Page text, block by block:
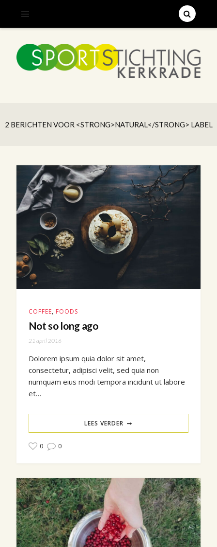
2 BERICHTEN VOOR <STRONG>NATURAL</STRONG> LABEL
COFFEE, FOODS
Not so long ago
21 april 2016
Dolorem ipsum quia dolor sit amet,
consectetur, adipisci velit, sed quia non
numquam eius modi tempora incidunt ut labore
et…
LEES VERDER
0 0